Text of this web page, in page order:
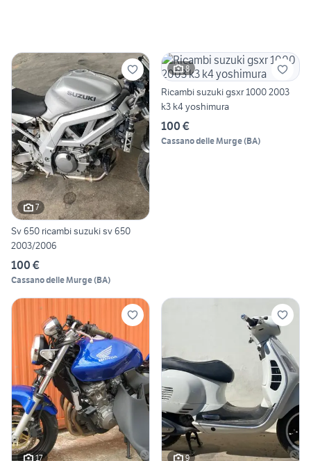
7
Sv 650 ricambi suzuki sv 650
2003/2006
100 €
Cassano delle Murge(BA)
8
Ricambi suzuki gsxr 1000 2003
k3 k4 yoshimura
100 €
Cassano delle Murge(BA)
17 9